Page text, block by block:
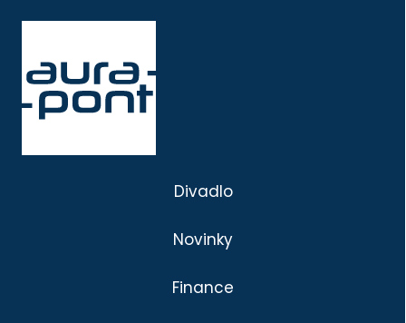
Divadlo
Novinky
Finance